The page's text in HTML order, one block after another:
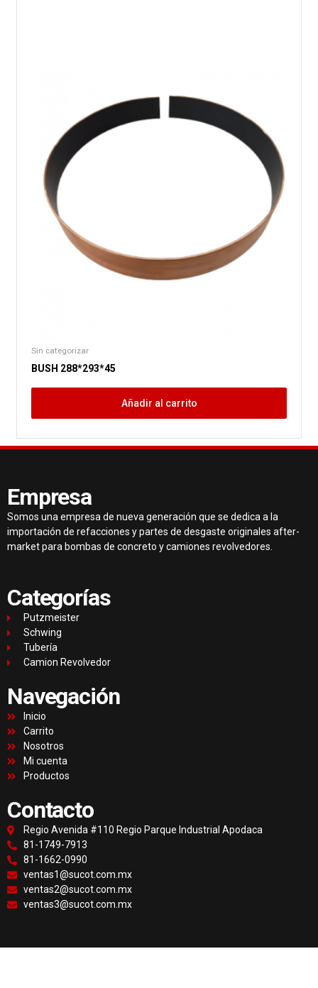
Sin categorizar
BUSH 288*293*45
Añadir al carrito
Empresa
Somos una empresa de nueva generación que se dedica a la
importación de refacciones y partes de desgaste originales after-
market para bombas de concreto y camiones revolvedores.
Categorías
Putzmeister
Schwing
Tubería
Camion Revolvedor
Navegación
Inicio
Carrito
Nosotros
Mi cuenta
Productos
Contacto
Regio Avenida #110 Regio Parque Industrial Apodaca
81-1749-7913
81-1662-0990
ventas1@sucot.com.mx
ventas2@sucot.com.mx
ventas3@sucot.com.mx